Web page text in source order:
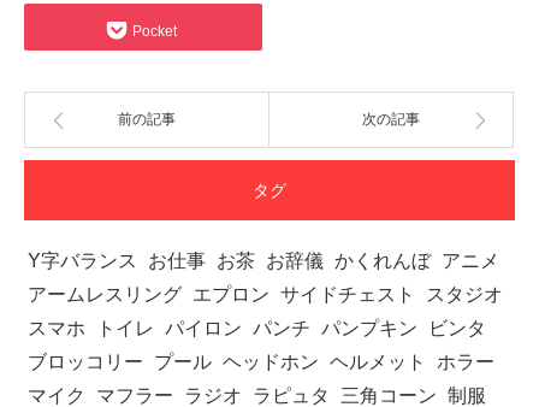
Pocket
前の記事 次の記事
タグ
Y字バランス お仕事 お茶 お辞儀 かくれんぼ アニメ
アームレスリング エプロン サイドチェスト
スタジオ
スマホ
トイレ パイロン パンチ パンプキン
ビンタ
ブロッコリー
プール ヘッドホン ヘルメット
ホラー
マイク
マフラー ラジオ ラピュタ 三角コーン 制服